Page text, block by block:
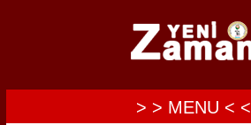
> > MENU < <